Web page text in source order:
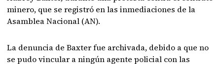
minero, que se registró en las inmediaciones de la
Asamblea Nacional (AN).
La denuncia de Baxter fue archivada, debido a que no
se pudo vincular a ningún agente policial con las